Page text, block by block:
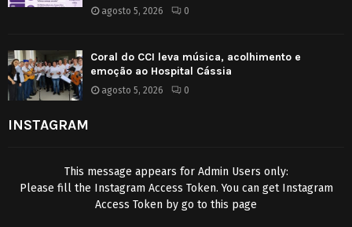
agosto 5, 2026 0
Coral do CCI leva música, acolhimento e
emoção ao Hospital Cássia
agosto 5, 2026 0
INSTAGRAM
This message appears for Admin Users only:
Please fill the Instagram Access Token. You can get Instagram
Access Token by go to this page